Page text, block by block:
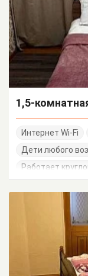
1,5-
Интернет Wi-Fi
Дети любого
Работает